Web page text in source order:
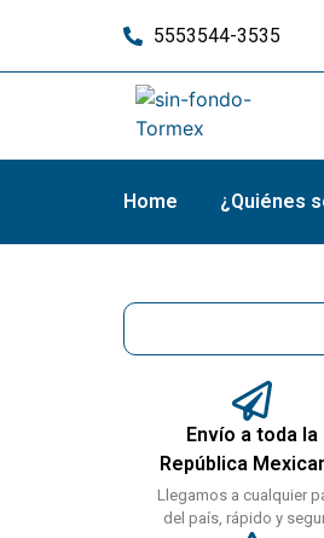
5553544-3535
Home ¿Quiénes
Envío a toda la
República
Llegamos a cualquier
del país, rápido y